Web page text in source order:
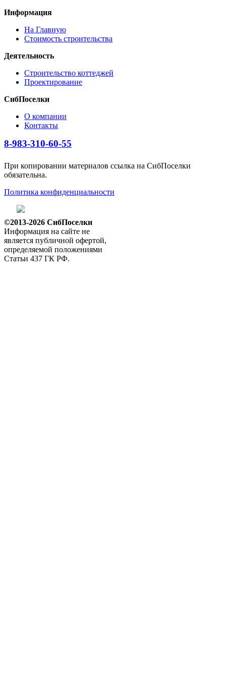
Информация
На Главную
Стоимость строительства
Деятельность
Строительство коттеджей
Проектирование
СибПоселки
О компании
Контакты
8-983-310-60-55
При копировании материалов ссылка на СибПоселки
обязательна.
Политика конфиденциальности
©2013-2026 СибПоселки
Информация на сайте не
является публичной офертой,
определяемой положениями
Статьи 437 ГК РФ.